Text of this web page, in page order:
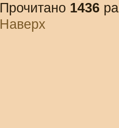
Прочитано 1436
Наверх